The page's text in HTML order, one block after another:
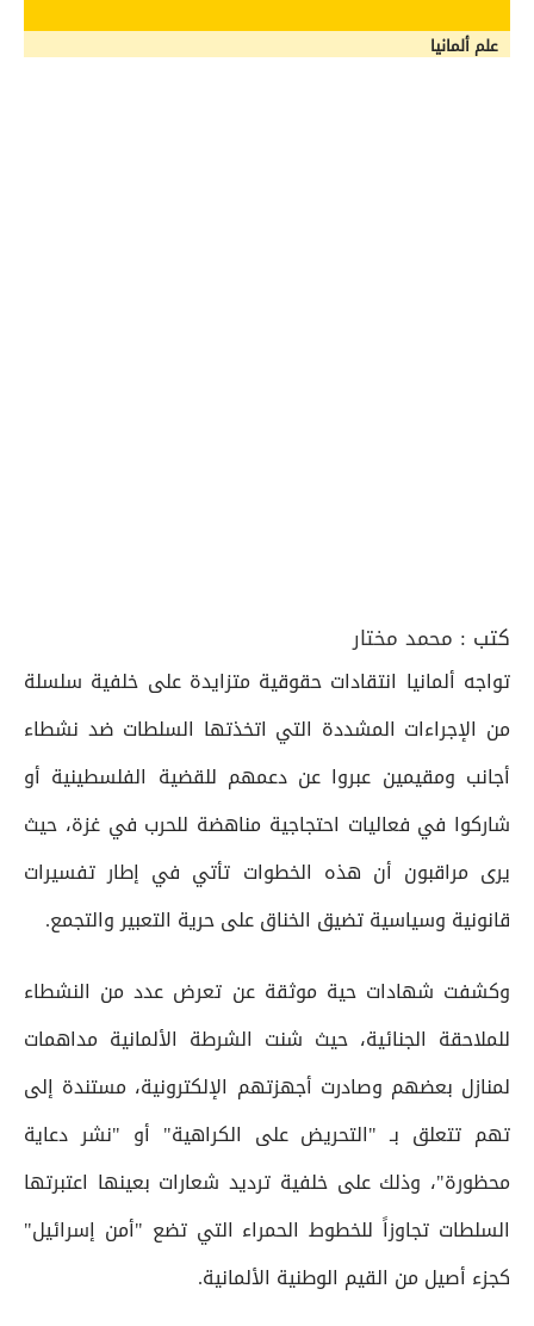
علم ألمانيا
كتب : محمد مختار
تواجه ألمانيا انتقادات حقوقية متزايدة على خلفية سلسلة
من الإجراءات المشددة التي اتخذتها السلطات ضد نشطاء
أجانب ومقيمين عبروا عن دعمهم للقضية الفلسطينية أو
شاركوا في فعاليات احتجاجية مناهضة للحرب في غزة، حيث
يرى مراقبون أن هذه الخطوات تأتي في إطار تفسيرات
قانونية وسياسية تضيق الخناق على حرية التعبير والتجمع.
وكشفت شهادات حية موثقة عن تعرض عدد من النشطاء
للملاحقة الجنائية، حيث شنت الشرطة الألمانية مداهمات
لمنازل بعضهم وصادرت أجهزتهم الإلكترونية، مستندة إلى
تهم تتعلق بـ "التحريض على الكراهية" أو "نشر دعاية
محظورة"، وذلك على خلفية ترديد شعارات بعينها اعتبرتها
السلطات تجاوزاً للخطوط الحمراء التي تضع "أمن إسرائيل"
كجزء أصيل من القيم الوطنية الألمانية.